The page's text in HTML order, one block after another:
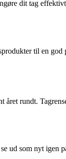
dit tag
til en god
året rundt.
ud som nyt igen